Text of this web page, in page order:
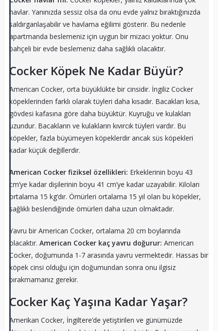
havlar. Yanınızda sessiz olsa da onu evde yalnız bıraktığınızda
saldırganlaşabilir ve havlama eğilimi gösterir. Bu nedenle
apartmanda beslemeniz için uygun bir mizacı yoktur. Onu
bahçeli bir evde beslemeniz daha sağlıklı olacaktır.
Cocker Köpek Ne Kadar Büyür?
American Cocker, orta büyüklükte bir cinsidir. İngiliz Cocker
köpeklerinden farklı olarak tüyleri daha kısadır. Bacakları kısa,
gövdesi kafasına göre daha büyüktür. Kuyruğu ve kulakları
uzundur. Bacakların ve kulakların kıvırcık tüyleri vardır. Bu
köpekler, fazla büyümeyen köpeklerdir ancak süs köpekleri
kadar küçük değillerdir.
American Cocker fiziksel özellikleri: Erkeklerinin boyu 43
cm’ye kadar dişilerinin boyu 41 cm’ye kadar uzayabilir. Kiloları
ortalama 15 kg’dır. Ömürleri ortalama 15 yıl olan bu köpekler,
sağlıklı beslendiğinde ömürleri daha uzun olmaktadır.
Yavru bir American Cocker, ortalama 20 cm boylarında
olacaktır. American Cocker kaç yavru doğurur: American
Cocker, doğumunda 1-7 arasında yavru vermektedir. Hassas bir
köpek cinsi olduğu için doğumundan sonra onu ilgisiz
bırakmamanız gerekir.
Cocker Kaç Yaşına Kadar Yaşar?
Amerikan Cocker, İngiltere’de yetiştirilen ve günümüzde